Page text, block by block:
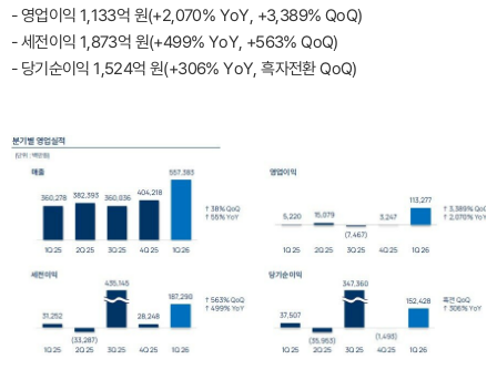
- 영업이익 1,133억 원(+2,070% YoY, +3,389% QoQ)
- 세전이익 1,873억 원(+499% YoY, +563% QoQ)
- 당기순이익 1,524억 원(+306% YoY, 흑자전환 QoQ)